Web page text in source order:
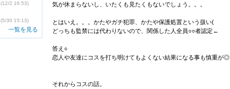
(12/2 16:53)
(5/30 15:13)
一覧を見る
気が休まらないし、いたくも見たくもないでしょう。。。
とはいえ。。。かたやガチ犯罪、かたや保護処置という扱い(
どっちも監禁には代わりないので、関係した人全員○○者認定←
答え○
恋人や友達にコスを打ち明けてもよくない結果になる事も慎重が◎
それからコスの話。